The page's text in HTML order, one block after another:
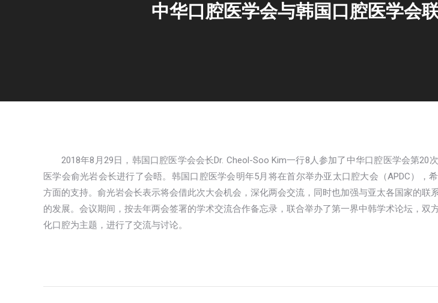
中华口腔医学会与韩国口腔医学会
2018年8月29日，韩国口腔医学会会长Dr. Cheol-Soo Kim一行8人参加了中华口腔医学会第20
医学会俞光岩会长进行了会晤。韩国口腔医学会明年5月将在首尔举办亚太口腔大会（APDC），
方面的支持。俞光岩会长表示将会借此次大会机会，深化两会交流，同时也加强与亚太各国家的联
的发展。会议期间，按去年两会签署的学术交流合作备忘录，联合举办了第一界中韩学术论坛，双
化口腔为主题，进行了交流与讨论。